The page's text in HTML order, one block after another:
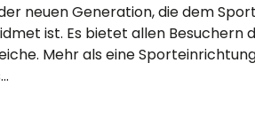
neuen Generation, die dem
ist. Es bietet allen Besuchern
Mehr als eine